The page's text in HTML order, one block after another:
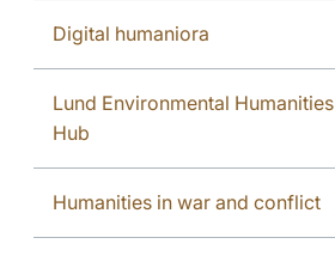
Digital humaniora
Lund Environmental Humanities
Hub
Humanities in war and conflict